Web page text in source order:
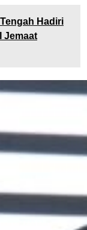
Hadiri
Jemaat